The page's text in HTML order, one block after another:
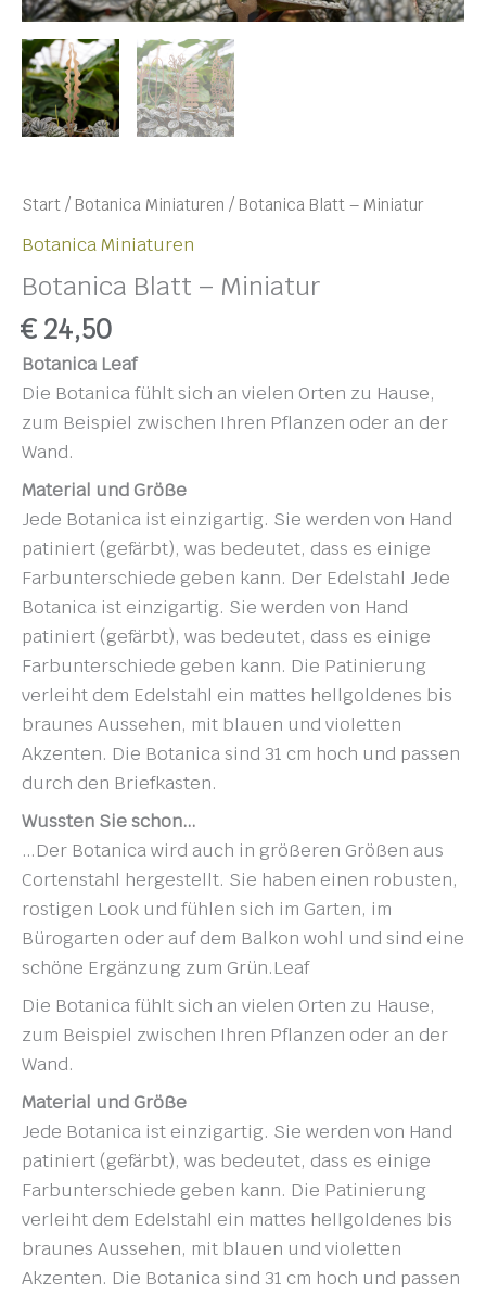
Start / Botanica Miniaturen / Botanica Blatt – Miniatur
Botanica Miniaturen
Botanica Blatt – Miniatur
€ 24,50
Botanica Leaf
Die Botanica fühlt sich an vielen Orten zu Hause,
zum Beispiel zwischen Ihren Pflanzen oder an der
Wand.
Material und Größe
Jede Botanica ist einzigartig. Sie werden von Hand
patiniert (gefärbt), was bedeutet, dass es einige
Farbunterschiede geben kann. Der Edelstahl Jede
Botanica ist einzigartig. Sie werden von Hand
patiniert (gefärbt), was bedeutet, dass es einige
Farbunterschiede geben kann. Die Patinierung
verleiht dem Edelstahl ein mattes hellgoldenes bis
braunes Aussehen, mit blauen und violetten
Akzenten. Die Botanica sind 31 cm hoch und passen
durch den Briefkasten.
Wussten Sie schon…
…Der Botanica wird auch in größeren Größen aus
Cortenstahl hergestellt. Sie haben einen robusten,
rostigen Look und fühlen sich im Garten, im
Bürogarten oder auf dem Balkon wohl und sind eine
schöne Ergänzung zum Grün.Leaf
Die Botanica fühlt sich an vielen Orten zu Hause,
zum Beispiel zwischen Ihren Pflanzen oder an der
Wand.
Material und Größe
Jede Botanica ist einzigartig. Sie werden von Hand
patiniert (gefärbt), was bedeutet, dass es einige
Farbunterschiede geben kann. Die Patinierung
verleiht dem Edelstahl ein mattes hellgoldenes bis
braunes Aussehen, mit blauen und violetten
Akzenten. Die Botanica sind 31 cm hoch und passen